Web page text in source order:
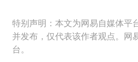
特别声明：本文为网易自媒体平
并发布，仅代表该作者观点。网
台。